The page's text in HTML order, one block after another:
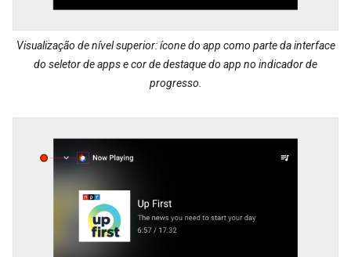
Visualização de nível superior: ícone do app como parte da interface
do seletor de apps e cor de destaque do app no indicador de
progresso.